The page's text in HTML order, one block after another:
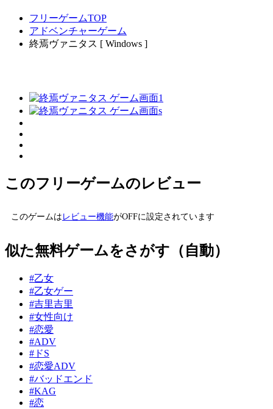
フリーゲームTOP
アドベンチャーゲーム
終焉ヴァニタス [ Windows ]
このフリーゲームのレビュー
このゲームは レビュー機能がOFFに設定されています
似た無料ゲームをさがす（自動）
#乙女
#乙女ゲー
#吉里吉里
#女性向け
#恋愛
#ADV
#ドS
#恋愛ADV
#バッドエンド
#KAG
#恋